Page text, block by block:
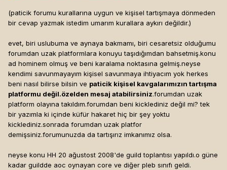
(paticik forumu kurallarına uygun ve kişisel tartışmaya dönmeden
bir cevap yazmak istedim umarım kurallara aykırı değildir.)
evet, biri uslubuma ve aynaya bakmamı, biri cesaretsiz olduğumu
forumdan uzak platformlara konuyu taşıdığımdan bahsetmiş.konu
ad hominem olmuş ve beni karalama noktasına gelmiş.neyse
kendimi savunmayayım kişisel savunmaya ihtiyacım yok herkes
beni nasıl bilirse bilsin ve paticik kişisel kavgalarımızın tartışma
platformu değil.özelden mesaj atabilirsiniz.forumdan uzak
platform olayına takıldım.forumdan beni kicklediniz değil mi? tek
bir yazımla ki içinde küfür hakaret hiç bir şey yoktu
kicklediniz.sonrada forumdan uzak platfor
demişsiniz.forumunuzda da tartışırız imkanımız olsa.
neyse konu HH 20 ağustost 2008'de guild toplantısı yapıldı.o güne
kadar guildde aoc oynayan core ve diğer pleb sınıfı geldi.